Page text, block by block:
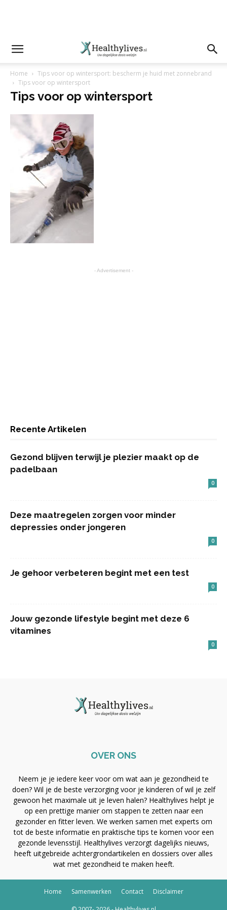
Home
Tips voor op wintersport: bescherm je huid met zonnebrand
Tips voor op wintersport
Tips voor op wintersport
- Advertisement -
Recente Artikelen
Gezond blijven terwijl je plezier maakt op de
padelbaan
0
Deze maatregelen zorgen voor minder
depressies onder jongeren
0
Je gehoor verbeteren begint met een test
0
Jouw gezonde lifestyle begint met deze 6
vitamines
0
OVER ONS
Neem je je iedere keer voor om wat aan je gezondheid te
doen? Wil je de beste verzorging voor je kinderen of wil je zelf
gewoon het maximale uit je leven halen? Healthylives helpt je
op een prettige manier om stappen te zetten naar een
gezonder en fitter leven. We werken samen met experts om
tot de beste informatie en praktische tips te komen voor een
gezonde levensstijl. Healthylives verzorgt dagelijks nieuws,
heeft uitgebreide achtergrondartikelen en dossiers over alles
wat met gezondheid te maken heeft.
Home Samenwerken Contact Disclaimer